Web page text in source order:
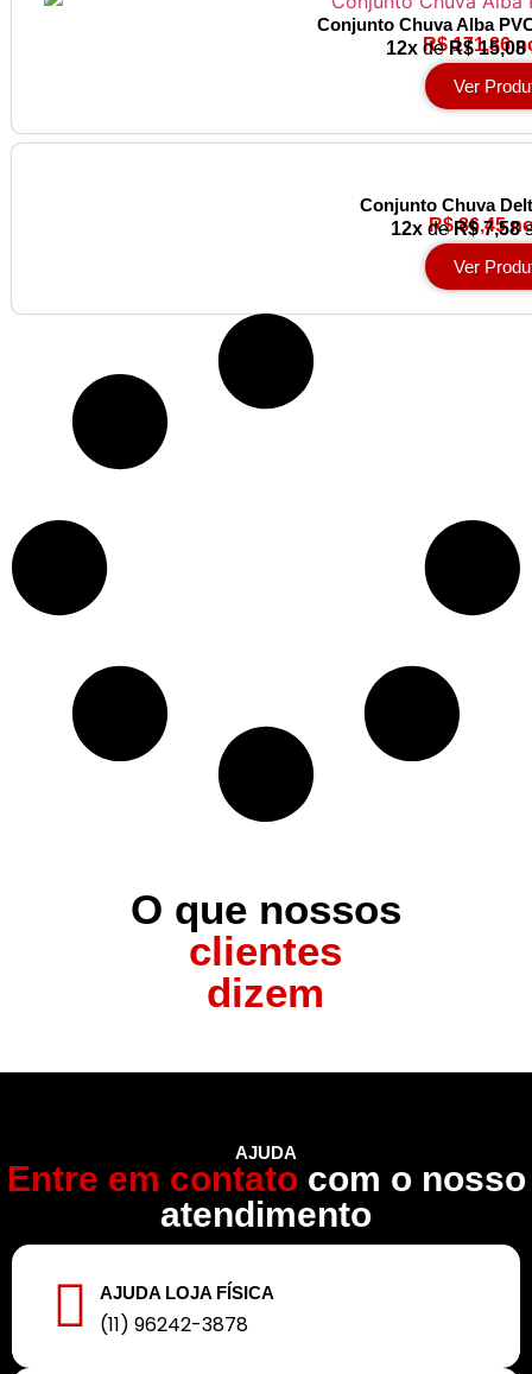
Conjunto Chuva Alba
R$ 171,86
12xde R$ 15,08
Ver
Conjunto Chuva
R$ 86,45
12x deR$ 7,58
Ver
O que nossos
clientes
dizem
AJUDA
Entre em contatocom o nosso
atendimento
AJUDA LOJA FÍSICA
(11) 96242-3878